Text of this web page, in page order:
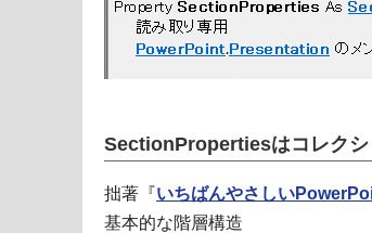
SectionPropertiesはコレクシ
拙著『いちばんやさしい
基本的な階層構造